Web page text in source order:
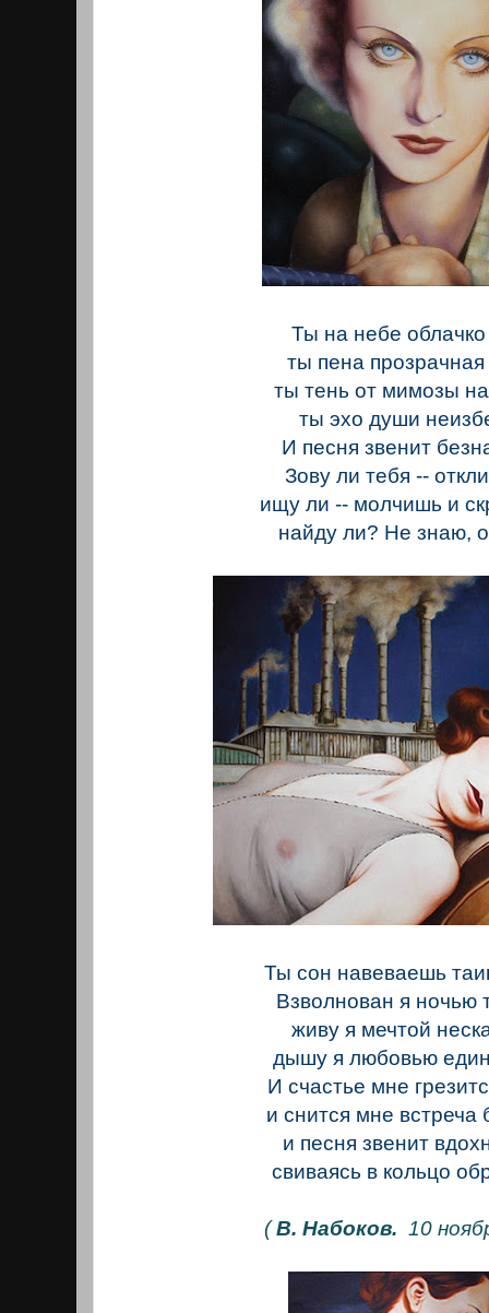
Ты на небе
ты пена
ты тень от мимозы
ты эхо души
И песня звенит
Зову ли тебя --
ищу ли -- молчишь и
найду ли? Не знаю,
Ты сон навеваешь
Взволнован я ночью
живу я мечтой
дышу я любовью
И счастье мне
и снится мне встреча
и песня звенит
свиваясь в кольцо
(В. Набоков. 10